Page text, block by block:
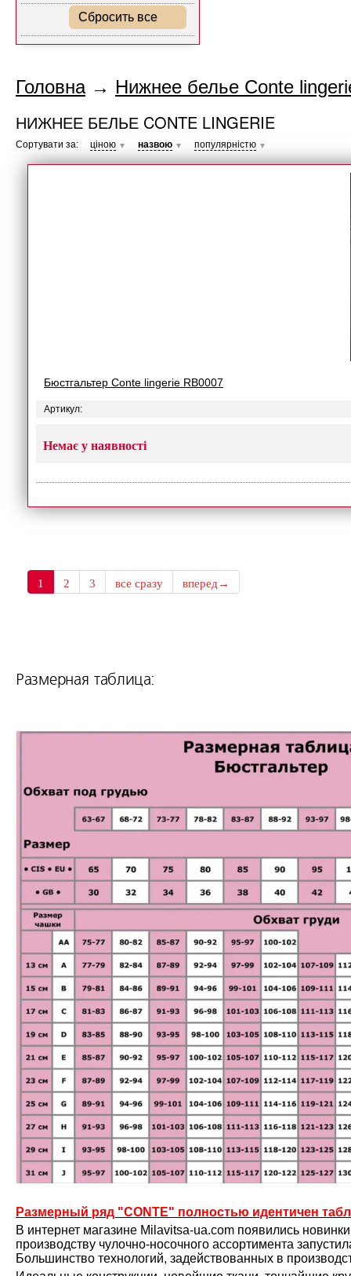
Сбросить все
Головна→ Нижнее белье Conte
НИЖНЕЕ БЕЛЬЕ CONTE LINGERIE
Сортувати за: ціною ▼ назвою ▼ популярністю ▼
Бюстгальтер Conte lingerie RB0007
Артикул:
Немає у наявності
1 2 3 все сразу вперед→
Размерная таблица:
Размерный ряд "CONTE" полностью идентичен
В интернет магазине Milavitsa-ua.com появились
производству чулочно-носочного ассортимента
Большинство технологий, задействованных в